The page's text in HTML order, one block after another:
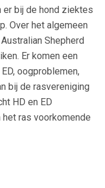
bij de hond ziektes
Over het algemeen
Shepherd
Er komen een
oogproblemen,
bij de rasvereniging
HD en ED
ras voorkomende